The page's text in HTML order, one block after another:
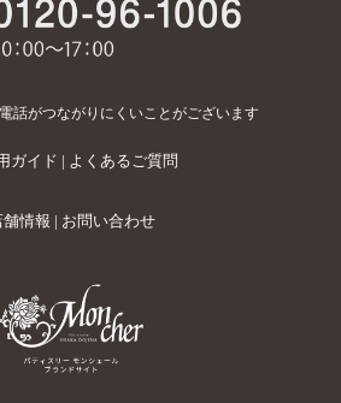
話がつながりにくいことがございます
ガイド | よくあるご質問
舗情報 | お問い合わせ